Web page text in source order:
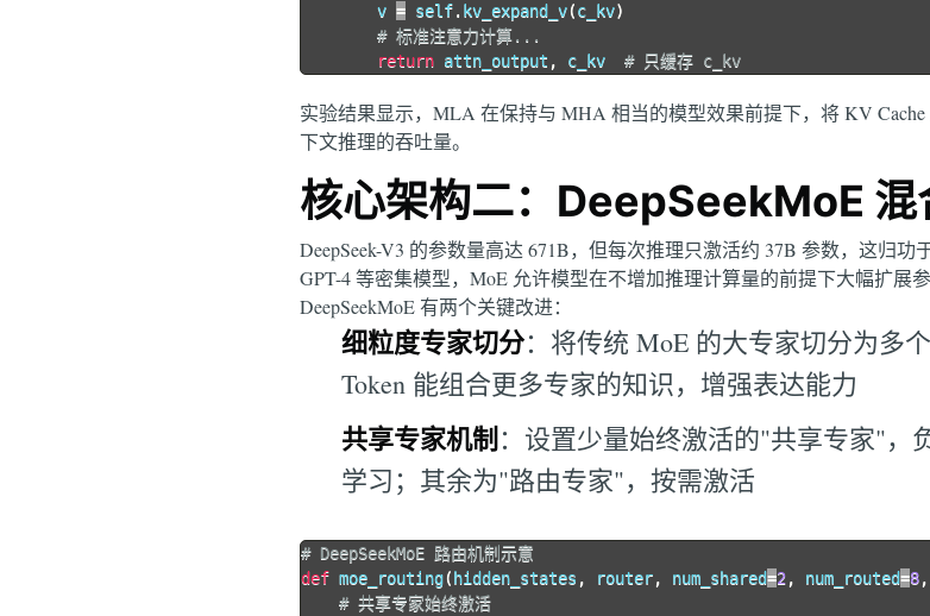
        v
= self. kv_expand_v(c_kv)
# 标准注意力计算...
return attn_output , c_kv # 只缓存 c_kv
实验结果显示，MLA 在保持与 MHA 相当的模型效果前提下，将 KV
下文推理的吞吐量。
核心架构二：DeepSeekMoE 混
DeepSeek-V3 的参数量高达 671B，但每次推理只激活约 37B 参数，这归功
GPT-4 等密集模型，MoE 允许模型在不增加推理计算量的前提下大幅扩展参
DeepSeekMoE 有两个关键改进：
细粒度专家切分：将传统 MoE 的大专家切分为多
Token 能组合更多专家的知识，增强表达能力
共享专家机制：设置少量始终激活的"共享专家"，
学习；其余为"路由专家"，按需激活
# DeepSeekMoE 路由机制示意
def moe_routing(hidden_states , router, num_shared=2, num_routed=8,
# 共享专家始终激活